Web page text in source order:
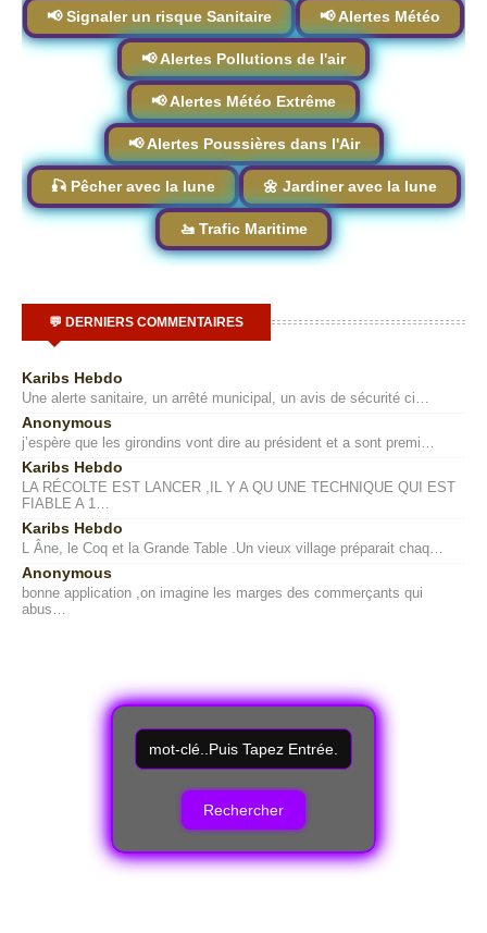
📢 Signaler un risque Sanitaire 📢 Alertes Météo
📢 Alertes Pollutions de l'air
📢 Alertes Météo Extrême
📢 Alertes Poussières dans l'Air
🎣 Pêcher avec la lune 🌼 Jardiner avec la lune
🚤 Trafic Maritime
💬 DERNIERS COMMENTAIRES
Karibs Hebdo
Une alerte sanitaire, un arrêté municipal, un avis de sécurité ci…
Anonymous
j’espère que les girondins vont dire au président et a sont premi…
Karibs Hebdo
LA RÉCOLTE EST LANCER ,IL Y A QU UNE TECHNIQUE QUI EST
FIABLE A 1…
Karibs Hebdo
L Âne, le Coq et la Grande Table .Un vieux village préparait chaq…
Anonymous
bonne application ,on imagine les marges des commerçants qui
abus…
R
e
c